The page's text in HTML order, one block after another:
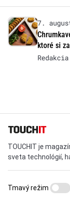
7.
ktoré si
Redakcia
TOUCHIT je
sveta technológií,
Tmavý režim